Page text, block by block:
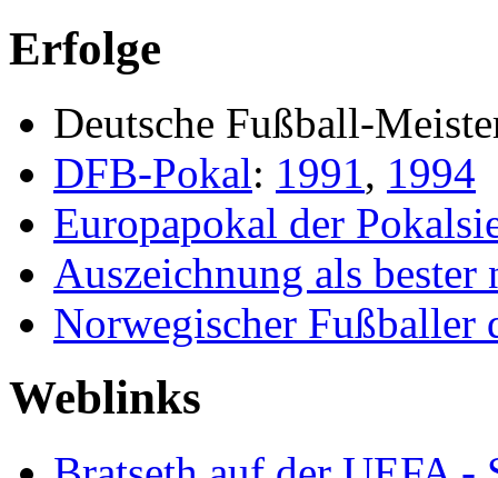
Erfolge
Deutsche Fußball-
DFB-Pokal: 1991, 1994
Europapokal der
Auszeichnung als
Norwegischer Fußballer
Weblinks